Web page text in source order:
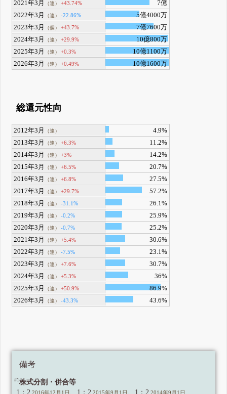
2021年3月
（連） +43.74%
7億
2022年3月
（連） -22.86%
5億4000万
2023年3月
（個） +43.7%
7億7600万
2024年3月
（連） +29.9%
10億800万
2025年3月
（連） +0.3%
10億1100万
2026年3月
（連） +0.49% 10億1600万
総還元性向
2012年3月 （連）
4.9%
2013年3月
（連） +6.3%
11.2%
2014年3月
（連） +3%
14.2%
2015年3月
（連） +6.5%
20.7%
2016年3月
（連） +6.8%
27.5%
2017年3月
（連） +29.7%
57.2%
2018年3月
（連） -31.1%
26.1%
2019年3月
（連） -0.2%
25.9%
2020年3月
（連） -0.7%
25.2%
2021年3月
（連） +5.4%
30.6%
2022年3月
（連） -7.5%
23.1%
2023年3月
（連） +7.6%
30.7%
2024年3月
（連） +5.3%
36%
2025年3月
（連） +50.9%
86.9%
2026年3月
（連） -43.3% 43.6%
備考
#1株式分割・併合等
1：2 2016年12月1日 、1：2 2015年9月1日 、1：2 2014年9月1日